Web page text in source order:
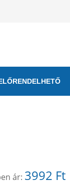
ár: 3992 Ft